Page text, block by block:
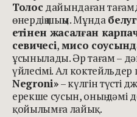
Толос дайындаған
өнердің шыңы. Мұнда
етінен жасалған
севичесі,мисо
ұсынылады. Әр тағам –
үйлесімі. Ал
Negroni»– күлгін
ерекше сусын, оның дәмі
қойылымға лайық.